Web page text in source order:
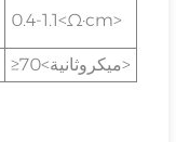
0.4-1.1<Ω·cm>
≥70<ميكروثانية>